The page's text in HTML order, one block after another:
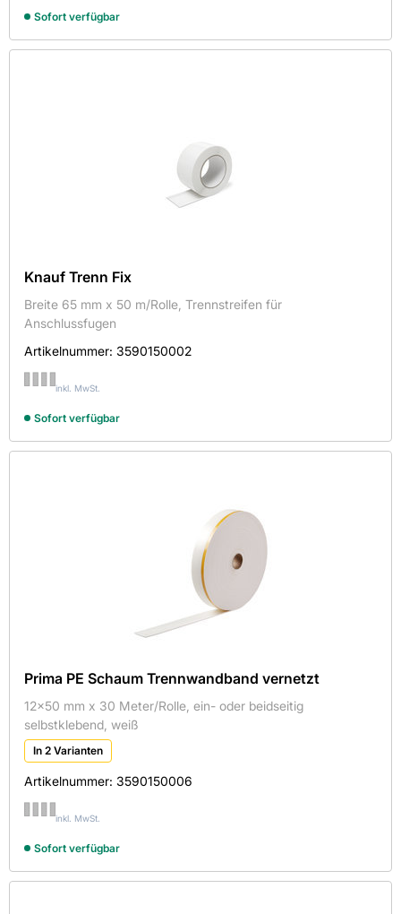
Sofort verfügbar
Knauf Trenn Fix
Breite 65 mm x 50 m/Rolle, Trennstreifen für
Anschlussfugen
Artikelnummer: 3590150002
inkl. MwSt.
Sofort verfügbar
Prima PE Schaum Trennwandband vernetzt
12x50 mm x 30 Meter/Rolle, ein- oder beidseitig
selbstklebend, weiß
In 2 Varianten
Artikelnummer: 3590150006
inkl. MwSt.
Sofort verfügbar